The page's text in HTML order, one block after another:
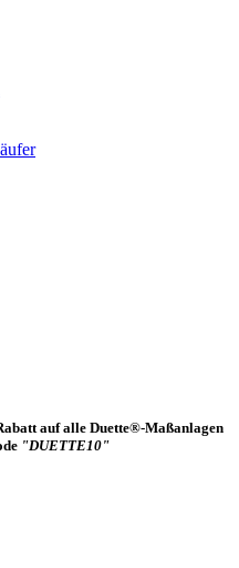
auf alle Duette®-Maßanlagen
"DUETTE10"